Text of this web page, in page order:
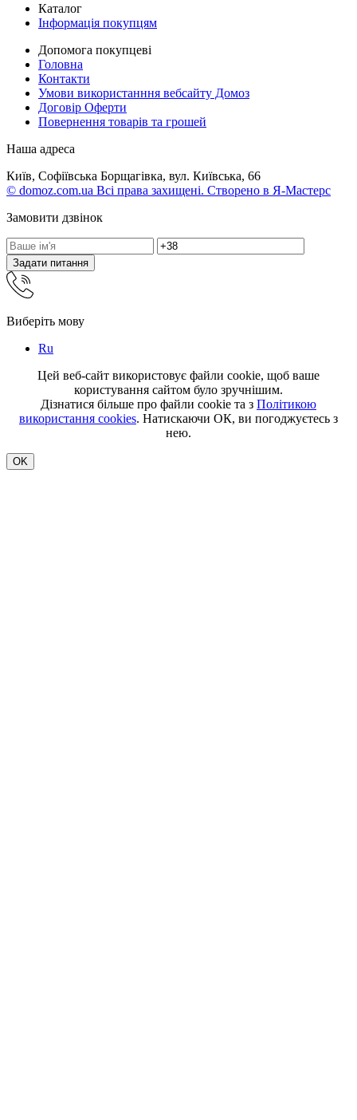
Каталог
Інформація покупцям
Допомога покупцеві
Головна
Контакти
Умови використанння вебсайту Домоз
Договір Оферти
Повернення товарів та грошей
Наша адреса
Київ, Софіївська Борщагівка, вул. Київська, 66
© domoz.com.ua Всі права захищені. Створено в Я-Мастерс
Замовити дзвінок
Задати питання
Виберіть мову
Ru
Цей веб-сайт використовує файли cookie, щоб ваше
користування сайтом було зручнішим.
Дізнатися більше про файли cookie та з Політикою
використання cookies. Натискаючи ОК, ви погоджуєтесь з
нею.
OK